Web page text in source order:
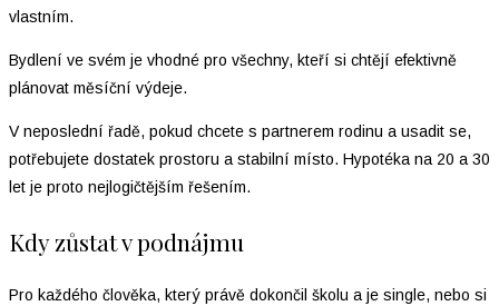
vlastním.
Bydlení ve svém je vhodné pro všechny, kteří si chtějí efektivně
plánovat měsíční výdeje.
V neposlední řadě, pokud chcete s partnerem rodinu a usadit se,
potřebujete dostatek prostoru a stabilní místo. Hypotéka na 20 a 30
let je proto nejlogičtějším řešením.
Kdy zůstat v podnájmu
Pro každého člověka, který právě dokončil školu a je single, nebo si